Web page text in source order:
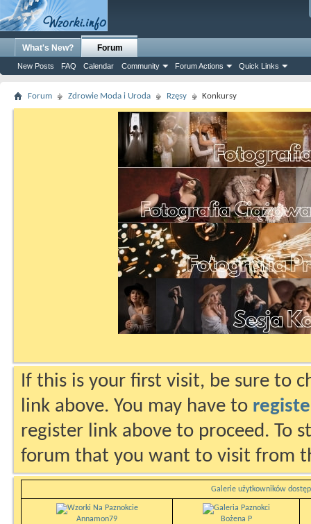
What's New? Forum
New Posts FAQ Calendar Community Forum Actions Quick Links
Forum Zdrowie Moda i Uroda Rzęsy Konkursy
If this is your first visit, be sure to
link above. You may have to
register link above to proceed. To
forum that you want to visit from
Galerie użytkowników
Annamon79
Bożena P